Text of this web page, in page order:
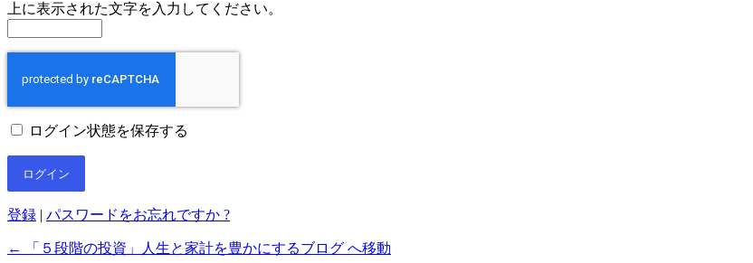
上に表示された文字を入力してください。
ログイン状態を保存する
登録 | パスワードをお忘れですか ?
← 「５段階の投資」人生と家計を豊かにするブログ へ移動